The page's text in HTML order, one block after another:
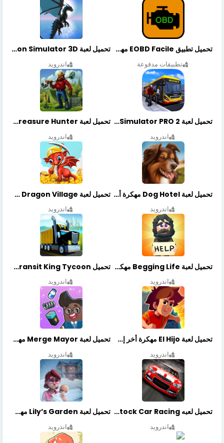
تحميل تطبيق EOBD Facile مهكر أخر إصدار
تطبيقات مدفوعة
تحميل لعبة Dragon Simulator 3D مهكرة أخر إصدار
اندرويد
تحميل لعبة Bus Simulator PRO 2 مهكرة أخر إصدار
اندرويد
تحميل لعبة Treasure Hunter مهكرة أخر إصدار
اندرويد
تحميل لعبة Dog Hotel مهكرة أخر إصدار
اندرويد
تحميل لعبة Dragon Village مهكرة أخر إصدار
اندرويد
تحميل لعبة Begging Life مهكرة أخر إصدار
اندرويد
تحميل Transit King Tycoon مهكرة أخر إصدار
اندرويد
تحميل لعبة El Hijo مهكرة أخر إصدار
اندرويد
تحميل لعبة Merge Mayor مهكرة أخر إصدار
اندرويد
تحميل لعبه Stock Car Racing مهكرة أخر إصدار
اندرويد
تحميل لعبة Lily’s Garden مهكرة أخر إصدار
اندرويد